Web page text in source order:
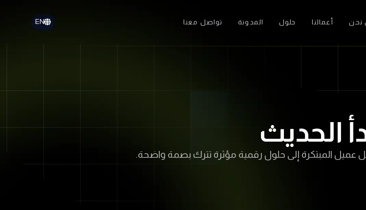
نحن أعمالنا حلول المدونة تواصل معنا EN
الحديث
المبتكرة إلى حلول رقمية مؤثرة تترك بصمة واضحة.